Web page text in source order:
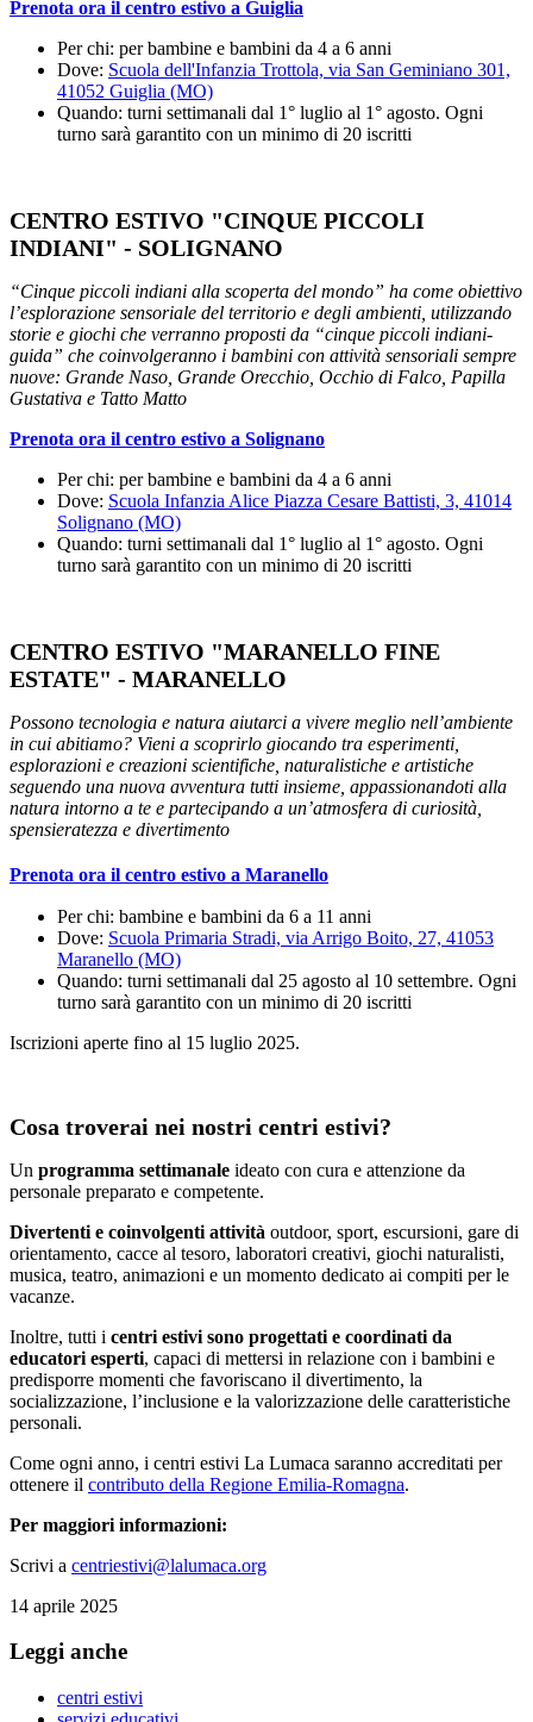
Prenota ora il centro estivo a Guiglia
Per chi: per bambine e bambini da 4 a 6 anni
Dove: Scuola dell'Infanzia Trottola, via San Geminiano 301,
41052 Guiglia (MO)
Quando: turni settimanali dal 1° luglio al 1° agosto. Ogni
turno sarà garantito con un minimo di 20 iscritti
CENTRO ESTIVO "CINQUE PICCOLI
INDIANI" - SOLIGNANO
“Cinque piccoli indiani alla scoperta del mondo” ha come obiettivo
l’esplorazione sensoriale del territorio e degli ambienti, utilizzando
storie e giochi che verranno proposti da “cinque piccoli indiani-
guida” che coinvolgeranno i bambini con attività sensoriali sempre
nuove: Grande Naso, Grande Orecchio, Occhio di Falco, Papilla
Gustativa e Tatto Matto
Prenota ora il centro estivo a Solignano
Per chi: per bambine e bambini da 4 a 6 anni
Dove: Scuola Infanzia Alice Piazza Cesare Battisti, 3, 41014
Solignano (MO)
Quando: turni settimanali dal 1° luglio al 1° agosto. Ogni
turno sarà garantito con un minimo di 20 iscritti
CENTRO ESTIVO "MARANELLO FINE
ESTATE" - MARANELLO
Possono tecnologia e natura aiutarci a vivere meglio nell’ambiente
in cui abitiamo? Vieni a scoprirlo giocando tra esperimenti,
esplorazioni e creazioni scientifiche, naturalistiche e artistiche
seguendo una nuova avventura tutti insieme, appassionandoti alla
natura intorno a te e partecipando a un’atmosfera di curiosità,
spensieratezza e divertimento
Prenota ora il centro estivo a Maranello
Per chi: bambine e bambini da 6 a 11 anni
Dove: Scuola Primaria Stradi, via Arrigo Boito, 27, 41053
Maranello (MO)
Quando: turni settimanali dal 25 agosto al 10 settembre. Ogni
turno sarà garantito con un minimo di 20 iscritti
Iscrizioni aperte fino al 15 luglio 2025.
Cosa troverai nei nostri centri estivi?
Un programma settimanale ideato con cura e attenzione da
personale preparato e competente.
Divertenti e coinvolgenti attività outdoor, sport, escursioni, gare di
orientamento, cacce al tesoro, laboratori creativi, giochi naturalisti,
musica, teatro, animazioni e un momento dedicato ai compiti per le
vacanze.
Inoltre, tutti i centri estivi sono progettati e coordinati da
educatori esperti, capaci di mettersi in relazione con i bambini e
predisporre momenti che favoriscano il divertimento, la
socializzazione, l’inclusione e la valorizzazione delle caratteristiche
personali.
Come ogni anno, i centri estivi La Lumaca saranno accreditati per
ottenere il contributo della Regione Emilia-Romagna.
Per maggiori informazioni:
Scrivi a centriestivi@lalumaca.org
14 aprile 2025
Leggi anche
centri estivi